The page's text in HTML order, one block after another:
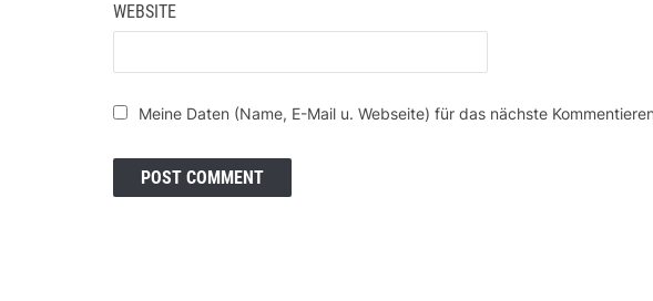
WEBSITE
Meine Daten (Name, E-Mail u. Webseite) für das nächste